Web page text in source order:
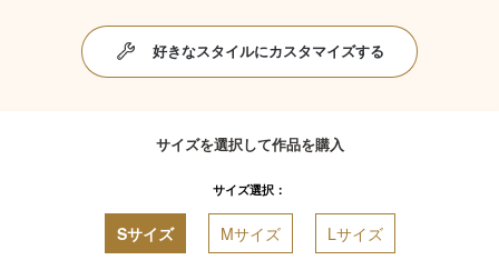
好きなスタイルにカスタマイズする
サイズを選択して作品を購入
サイズ選択：
Sサイズ Mサイズ Lサイズ